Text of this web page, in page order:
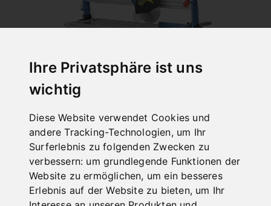
Ihre Privatsphäre ist uns
wichtig
Diese Website verwendet Cookies und
andere Tracking-Technologien, um Ihr
Surferlebnis zu folgenden Zwecken zu
verbessern: um grundlegende Funktionen der
Website zu ermöglichen, um ein besseres
Erlebnis auf der Website zu bieten, um Ihr
STEINTRENNMASCHINE SCM 300 / 400 V
Art.Nr. : 14-3094
2.208,00 €
inkl. 20% MWSt.